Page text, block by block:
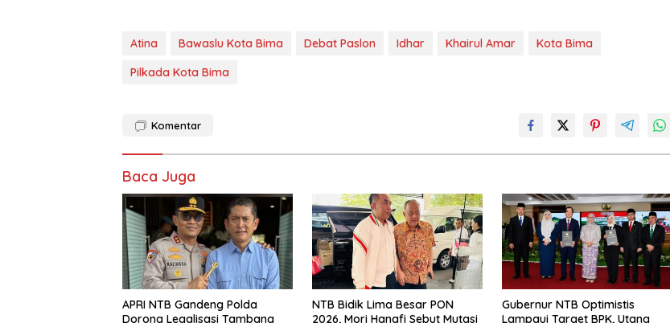
Atina Bawaslu Kota Bima Debat Paslon Idhar Khairul Amar
Kota Bima
Pilkada Kota Bima
Komentar
Baca Juga
APRI NTB Gandeng Polda
Dorong Legalisasi Tambang
NTB Bidik Lima Besar PON
2026, Mori Hanafi Sebut Mutasi
Gubernur NTB Optimistis
Lampaui Target BPK, Utang